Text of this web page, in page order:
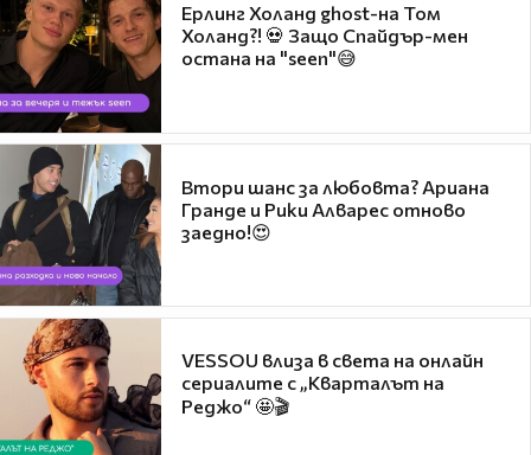
Ерлинг Холанд ghost-на Том
Холанд?! 💀 Защо Спайдър-мен
остана на "seen"😅
Втори шанс за любовта? Ариана
Гранде и Рики Алварес отново
заедно!😍
VESSOU влиза в света на онлайн
сериалите с „Кварталът на
Реджо“ 🤩🎬